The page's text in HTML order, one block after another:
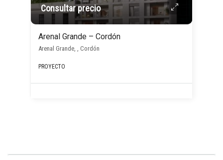
Consultar precio
Arenal Grande – Cordón
Arenal Grande, , Cordón
PROYECTO